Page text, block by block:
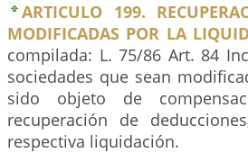
ARTICULO 199.
MODIFICADAS POR LA
compilada: L. 75/86 Art. 84
sociedades que sean
sido objeto de
recuperación de
respectiva liquidación.